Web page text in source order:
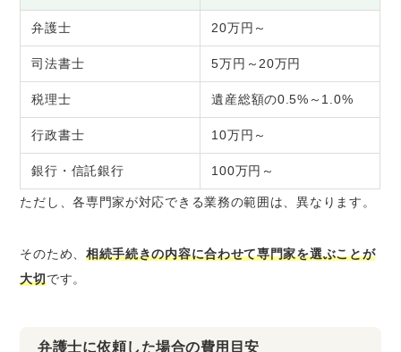
弁護士 20万円～
司法書士 5万円～20万円
税理士 遺産総額の0.5%～1.0%
行政書士 10万円～
銀行・信託銀行 100万円～
ただし、各専門家が対応できる業務の範囲は、異なります。
そのため、 相続手続きの内容に合わせて専門家を選ぶことが
大切です。
弁護士に依頼した場合の費用目安